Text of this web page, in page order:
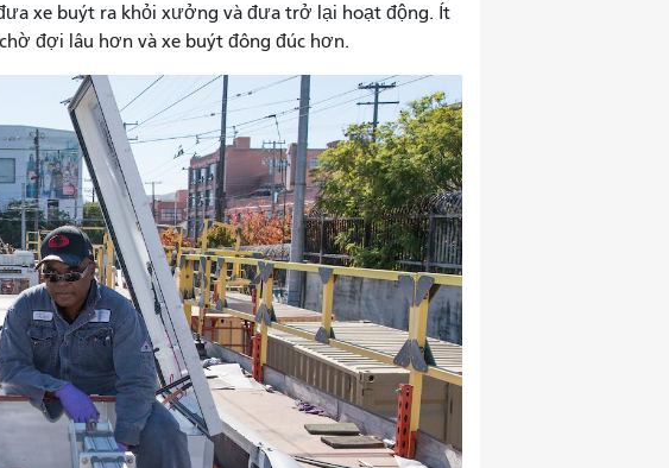
xe buýt ra khỏi xưởng và đưa trở lại hoạt động. Ít
đợi lâu hơn và xe buýt đông đúc hơn.